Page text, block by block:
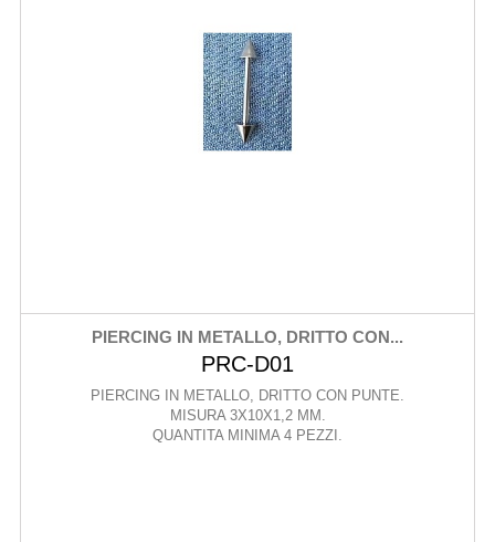
PIERCING IN METALLO, DRITTO CON...
PRC-D01
PIERCING IN METALLO, DRITTO CON PUNTE.
MISURA 3X10X1,2 MM.
QUANTITA MINIMA 4 PEZZI.